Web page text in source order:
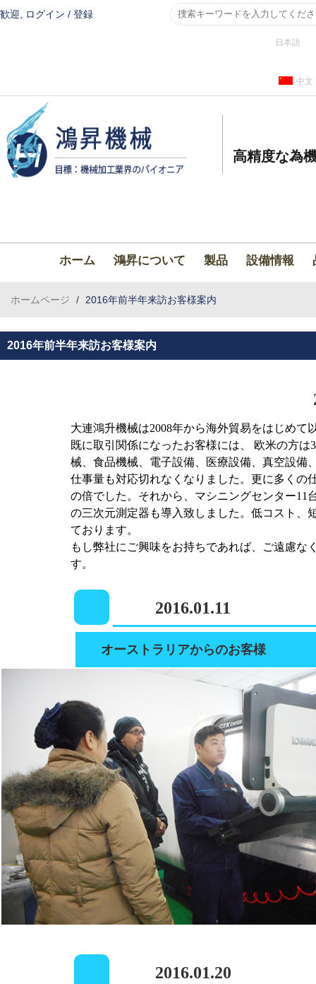
歓迎, ログイン / 登録
日本語
中文
高精度な為
ホーム 鴻昇について 製品 設備情報
ホームページ / 2016年前半年来訪お客様案内
2016年前半年来訪お客様案内
大連鴻升機械は2008年から海外貿易をはじめ
既に取引関係になったお客様には、 欧米の方
械、食品機械、電子設備、医療設備、真空設備
仕事量も対応切れなくなりました。更に多くの
の倍でした。それから、マシニングセンター11
の三次元測定器も導入致しました。低コスト、
ております。
もし弊社にご興味をお持ちであれば、ご遠慮
す。
2016.01.11
オーストラリアからのお客様
2016.01.20